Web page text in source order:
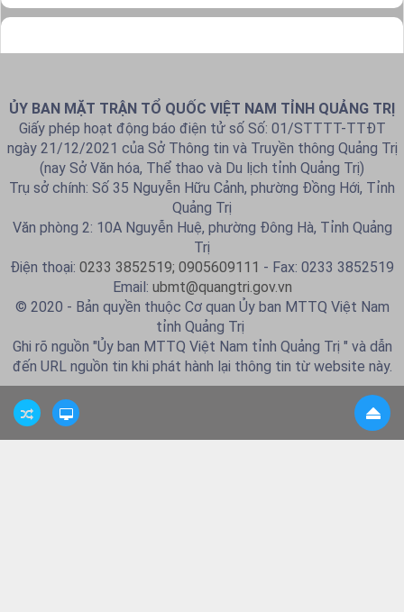
ỦY BAN MẶT TRẬN TỔ QUỐC VIỆT NAM TỈNH QUẢNG TRỊ
Giấy phép hoạt động báo điện tử số Số: 01/STTTT-TTĐT
ngày 21/12/2021 của Sở Thông tin và Truyền thông Quảng Trị
(nay Sở Văn hóa, Thể thao và Du lịch tỉnh Quảng Trị)
Trụ sở chính: Số 35 Nguyễn Hữu Cảnh, phường Đồng Hới, Tỉnh
Quảng Trị
Văn phòng 2: 10A Nguyễn Huệ, phường Đông Hà, Tỉnh Quảng
Trị
Điện thoại: 0233 3852519; 0905609111 - Fax: 0233 3852519
Email: ubmt@quangtri.gov.vn
© 2020 - Bản quyền thuộc Cơ quan Ủy ban MTTQ Việt Nam
tỉnh Quảng Trị
Ghi rõ nguồn "Ủy ban MTTQ Việt Nam tỉnh Quảng Trị " và dẫn
đến URL nguồn tin khi phát hành lại thông tin từ website này.